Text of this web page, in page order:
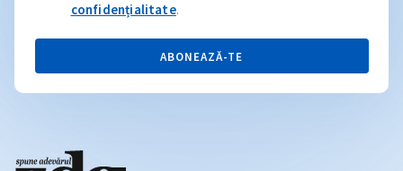
confidențialitate.
ABONEAZĂ-TE